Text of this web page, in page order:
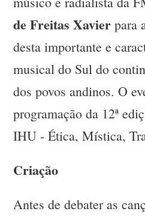
de Freitas Xavier para
desta importante e
musical do Sul do
dos povos andinos. O
programação da 12ª
IHU - Ética, Mística,
Criação
Antes de debater as